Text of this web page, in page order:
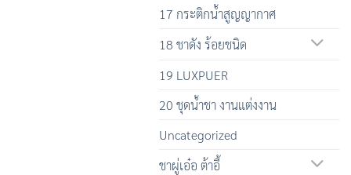
17 กระติกน้ำสูญญากาศ
18 ชาดัง ร้อยชนิด
19 LUXPUER
20 ชุดน้ำชา งานแต่งงาน
Uncategorized
ชาผู่เอ๋อ ต้าอี้